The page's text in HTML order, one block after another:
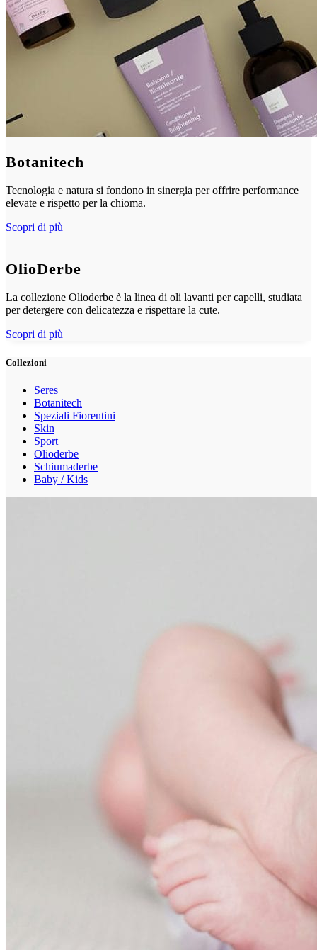
Botanitech
Tecnologia e natura si fondono in sinergia per offrire performance
elevate e rispetto per la chioma.
Scopri di più
OlioDerbe
La collezione Olioderbe è la linea di oli lavanti per capelli, studiata
per detergere con delicatezza e rispettare la cute.
Scopri di più
Collezioni
Seres
Botanitech
Speziali Fiorentini
Skin
Sport
Olioderbe
Schiumaderbe
Baby / Kids